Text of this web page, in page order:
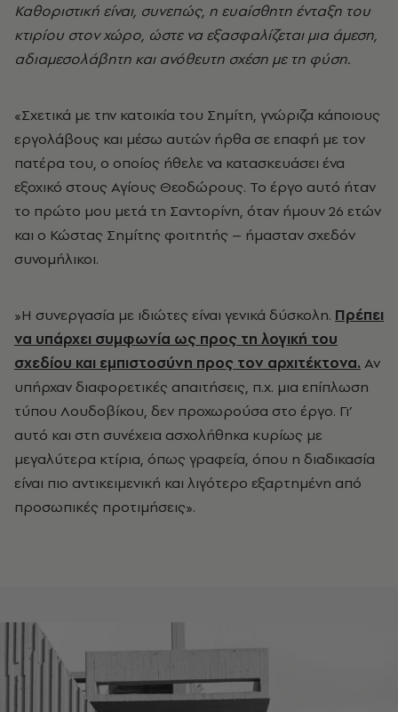
Καθοριστική είναι, συνεπώς, η ευαίσθητη ένταξη του
κτιρίου στον χώρο, ώστε να εξασφαλίζεται μια άμεση,
αδιαμεσολάβητη και ανόθευτη σχέση με τη φύση.
«Σχετικά με την κατοικία του Σημίτη, γνώριζα κάποιους
εργολάβους και μέσω αυτών ήρθα σε επαφή με τον
πατέρα του, ο οποίος ήθελε να κατασκευάσει ένα
εξοχικό στους Αγίους Θεοδώρους. Το έργο αυτό ήταν
το πρώτο μου μετά τη Σαντορίνη, όταν ήμουν 26 ετών
και ο Κώστας Σημίτης φοιτητής – ήμασταν σχεδόν
συνομήλικοι.
»Η συνεργασία με ιδιώτες είναι γενικά δύσκολη. Πρέπει
να υπάρχει συμφωνία ως προς τη λογική του
σχεδίου και εμπιστοσύνη προς τον αρχιτέκτονα. Αν
υπήρχαν διαφορετικές απαιτήσεις, π.χ. μια επίπλωση
τύπου Λουδοβίκου, δεν προχωρούσα στο έργο. Γι’
αυτό και στη συνέχεια ασχολήθηκα κυρίως με
μεγαλύτερα κτίρια, όπως γραφεία, όπου η διαδικασία
είναι πιο αντικειμενική και λιγότερο εξαρτημένη από
προσωπικές προτιμήσεις».